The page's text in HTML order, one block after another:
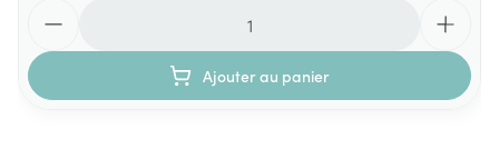
Ajouter au panier